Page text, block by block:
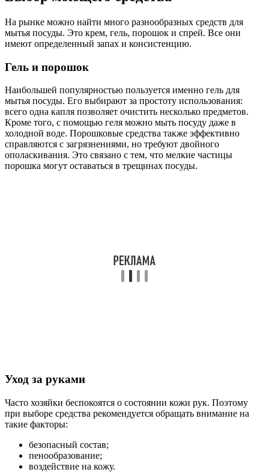
На рынке можно найти много разнообразных средств для
мытья посуды. Это крем, гель, порошок и спрей. Все они
имеют определенный запах и консистенцию.
Гель и порошок
Наибольшей популярностью пользуется именно гель для
мытья посуды. Его выбирают за простоту использования:
всего одна капля позволяет очистить несколько предметов.
Кроме того, с помощью геля можно мыть посуду даже в
холодной воде. Порошковые средства также эффективно
справляются с загрязнениями, но требуют двойного
ополаскивания. Это связано с тем, что мелкие частицы
порошка могут оставаться в трещинах посуды.
Уход за руками
Часто хозяйки беспокоятся о состоянии кожи рук. Поэтому
при выборе средства рекомендуется обращать внимание на
такие факторы:
безопасный состав;
пенообразование;
воздействие на кожу.